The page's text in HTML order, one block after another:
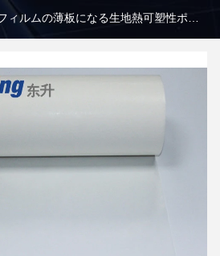
ィルムの薄板になる生地熱可塑性ポリ